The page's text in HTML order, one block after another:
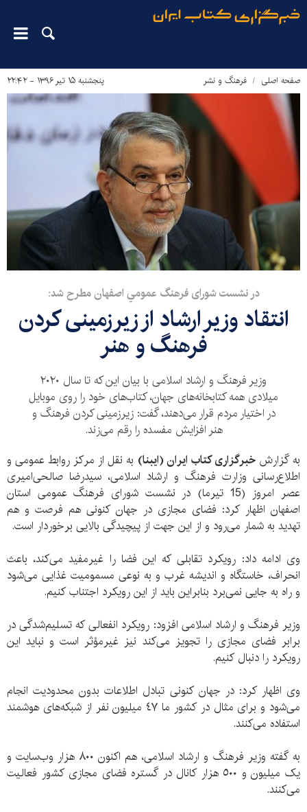
صفحه اصلی فرهنگ و نشر پنجشنبه ۱۵ تیر ۱۳۹۶ - ۲۲:۴۲
در نشست شورای فرهنگ عمومي اصفهان مطرح شد:
انتقاد وزير ارشاد از زیرزمینی کردن
فرهنگ و هنر
وزیر فرهنگ و ارشاد اسلامی با بیان این که تا سال ٢٠٢٠
میلادی همه کتابخانه‌های جهان، کتاب‌های خود را روی موبایل
در اختیار مردم قرار می‌دهند، گفت: زیرزمینی کردن فرهنگ و
هنر افزایش مفسده را رقم می‌زند.
به گزارشخبرگزاری کتاب ایران (ایبنا) به نقل از مرکز روابط عمومی و
اطلاع‌رسانی وزارت فرهنگ و ارشاد اسلامی، سیدرضا صالحی‌امیری
عصر امروز (15 تیرما) در نشست شورای فرهنگ عمومی استان
اصفهان اظهار کرد: فضای مجازی در جهان کنونی هم فرصت و هم
تهدید به شمار می‌رود و از این جهت از پیچیدگی بالایی برخوردار است.
وی ادامه داد: رویکرد تقابلی که این فضا را غیرمفید می‌کند، باعث
انحراف، خاستگاه و اندیشه غرب و به نوعی مسمومیت غذایی می‌شود
و راه به جایی نمی‌برد بنابراین باید از این رویکرد اجتناب کنیم.
وزیر فرهنگ و ارشاد اسلامی افزود: رویکرد انفعالی که تسلیم‌شدگی در
برابر فضای مجازی را تجویز می‌کند نیز غیرمؤثر است و نباید این
رویکرد را دنبال کنیم.
وی اظهار کرد: در جهان کنونی تبادل اطلاعات بدون محدودیت انجام
می‌شود و برای مثال در کشور ما ٤٧ میلیون نفر از شبکه‌های هوشمند
استفاده می‌کنند.
به گفته وزیر فرهنگ و ارشاد اسلامی، هم اکنون ٨٠٠ هزار وب‌سایت و
یک میلیون و ٥٠٠ هزار کانال در گستره فضای مجازی کشور فعالیت
می‌کنند.